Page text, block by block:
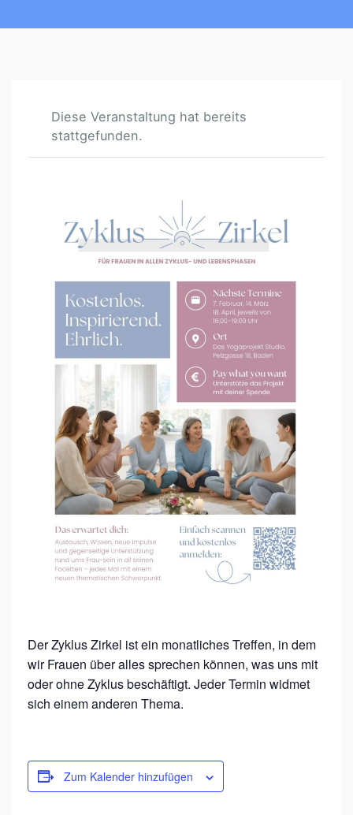
Diese Veranstaltung hat bereits
stattgefunden.
Der Zyklus Zirkel ist ein monatliches Treffen, in dem
wir Frauen über alles sprechen können, was uns mit
oder ohne Zyklus beschäftigt. Jeder Termin widmet
sich einem anderen Thema.
Zum Kalender hinzufügen